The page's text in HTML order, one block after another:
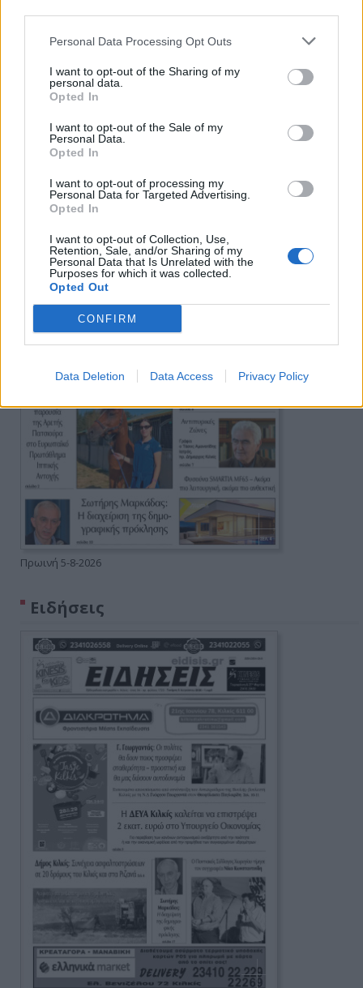
Personal Data Processing Opt Outs
I want to opt-out of the Sharing of my
personal data.
Opted In
I want to opt-out of the Sale of my
Personal Data.
Opted In
I want to opt-out of processing my
Personal Data for Targeted Advertising.
Opted In
I want to opt-out of Collection, Use,
Retention, Sale, and/or Sharing of my
Personal Data that Is Unrelated with the
Purposes for which it was collected.
Opted Out
CONFIRM
Data Deletion Data Access Privacy Policy
Πρωινή
Πρωινή 5-8-2026
Ειδήσεις